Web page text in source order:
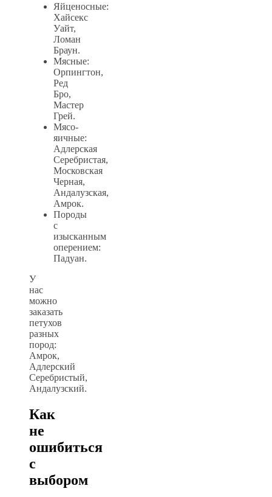
Яйценосные:
Хайсекс
Уайт,
Ломан
Браун.
Мясные:
Орпингтон,
Ред
Бро,
Мастер
Грей.
Мясо-
яичные:
Адлерская
Серебристая,
Московская
Черная,
Андалузская,
Амрок.
Породы
с
изысканным
оперением:
Падуан.
У
нас
можно
заказать
петухов
разных
пород:
Амрок,
Адлерский
Серебристый,
Андалузский.
Как
не
ошибиться
с
выбором